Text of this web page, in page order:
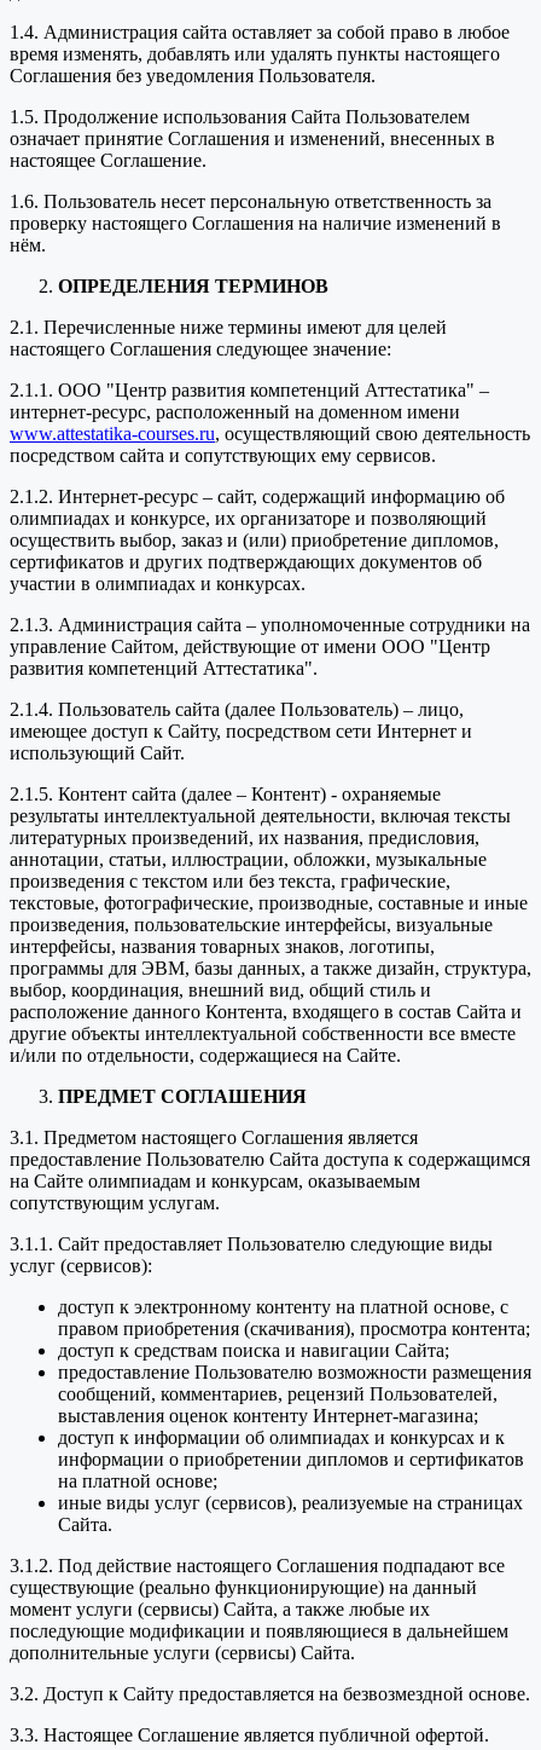
1.4. Администрация сайта оставляет за собой право в любое
время изменять, добавлять или удалять пункты настоящего
Соглашения без уведомления Пользователя.
1.5. Продолжение использования Сайта Пользователем
означает принятие Соглашения и изменений, внесенных в
настоящее Соглашение.
1.6. Пользователь несет персональную ответственность за
проверку настоящего Соглашения на наличие изменений в
нём.
ОПРЕДЕЛЕНИЯ ТЕРМИНОВ
2.1. Перечисленные ниже термины имеют для целей
настоящего Соглашения следующее значение:
2.1.1. ООО "Центр развития компетенций Аттестатика" –
интернет-ресурс, расположенный на доменном имени
www.attestatika-courses.ru, осуществляющий свою деятельность
посредством сайта и сопутствующих ему сервисов.
2.1.2. Интернет-ресурс – сайт, содержащий информацию об
олимпиадах и конкурсе, их организаторе и позволяющий
осуществить выбор, заказ и (или) приобретение дипломов,
сертификатов и других подтверждающих документов об
участии в олимпиадах и конкурсах.
2.1.3. Администрация сайта – уполномоченные сотрудники на
управление Сайтом, действующие от имени ООО "Центр
развития компетенций Аттестатика".
2.1.4. Пользователь сайта (далее Пользователь) – лицо,
имеющее доступ к Сайту, посредством сети Интернет и
использующий Сайт.
2.1.5. Контент сайта (далее – Контент) - охраняемые
результаты интеллектуальной деятельности, включая тексты
литературных произведений, их названия, предисловия,
аннотации, статьи, иллюстрации, обложки, музыкальные
произведения с текстом или без текста, графические,
текстовые, фотографические, производные, составные и иные
произведения, пользовательские интерфейсы, визуальные
интерфейсы, названия товарных знаков, логотипы,
программы для ЭВМ, базы данных, а также дизайн, структура,
выбор, координация, внешний вид, общий стиль и
расположение данного Контента, входящего в состав Сайта и
другие объекты интеллектуальной собственности все вместе
и/или по отдельности, содержащиеся на Сайте.
ПРЕДМЕТ СОГЛАШЕНИЯ
3.1. Предметом настоящего Соглашения является
предоставление Пользователю Сайта доступа к содержащимся
на Сайте олимпиадам и конкурсам, оказываемым
сопутствующим услугам.
3.1.1. Сайт предоставляет Пользователю следующие виды
услуг (сервисов):
доступ к электронному контенту на платной основе, с
правом приобретения (скачивания), просмотра контента;
доступ к средствам поиска и навигации Сайта;
предоставление Пользователю возможности размещения
сообщений, комментариев, рецензий Пользователей,
выставления оценок контенту Интернет-магазина;
доступ к информации об олимпиадах и конкурсах и к
информации о приобретении дипломов и сертификатов
на платной основе;
иные виды услуг (сервисов), реализуемые на страницах
Сайта.
3.1.2. Под действие настоящего Соглашения подпадают все
существующие (реально функционирующие) на данный
момент услуги (сервисы) Сайта, а также любые их
последующие модификации и появляющиеся в дальнейшем
дополнительные услуги (сервисы) Сайта.
3.2. Доступ к Сайту предоставляется на безвозмездной основе.
3.3. Настоящее Соглашение является публичной офертой.